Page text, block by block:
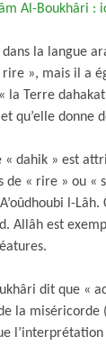
Al-Boukhâri :
la langue
», mais il a
la Terre
qu’elle donne
« dahik » est
de « rire » ou
l-
Allâh est
dit que «
la miséricorde